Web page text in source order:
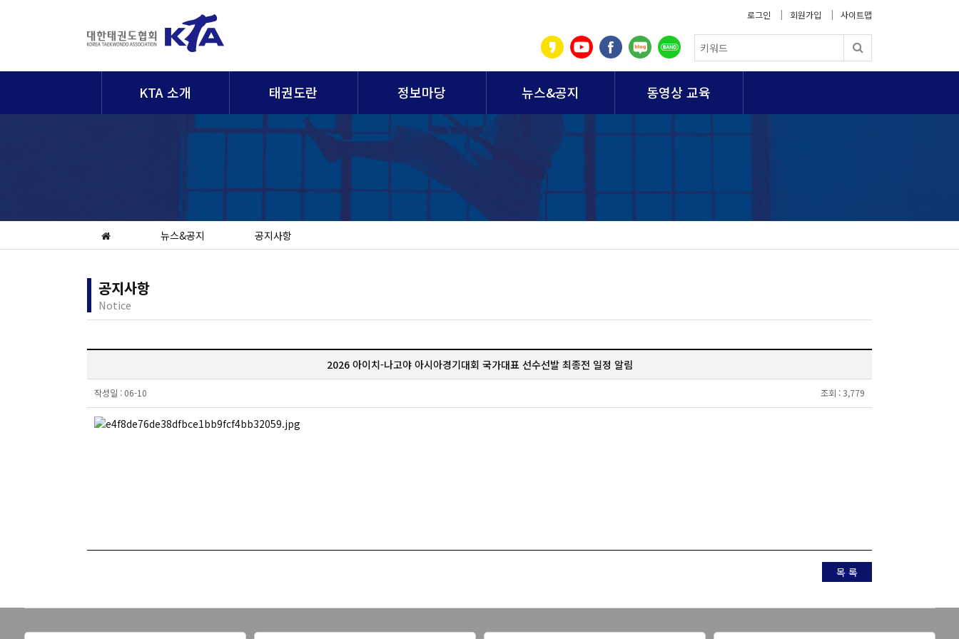
로그인 회원가입 사이트맵
KTA 소개 태권도란 정보마당 뉴스&공지 동영상 교육
뉴스&공지 공지사항
공지사항
Notice
2026 아이치-나고야 아시아경기대회 국가대표 선수선발 최종전 일정 알림
작성일 : 06-10 조회 : 3,779
목 록